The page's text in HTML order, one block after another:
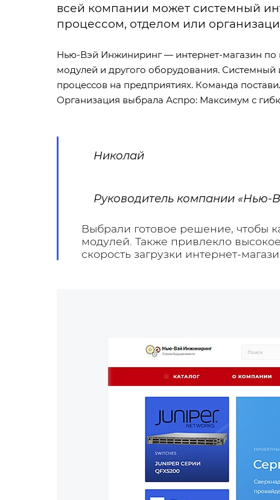
всей компании может системный
процессом, отделом или
Нью-Вэй Инжиниринг — интернет-магазин по
модулей и другого оборудования. Системный
процессов на предприятиях. Команда
Организация выбрала Аспро: Максимум с
Николай
Руководитель компании «Нью-
Выбрали готовое решение, чтобы
модулей. Также привлекло
скорость загрузки интернет-